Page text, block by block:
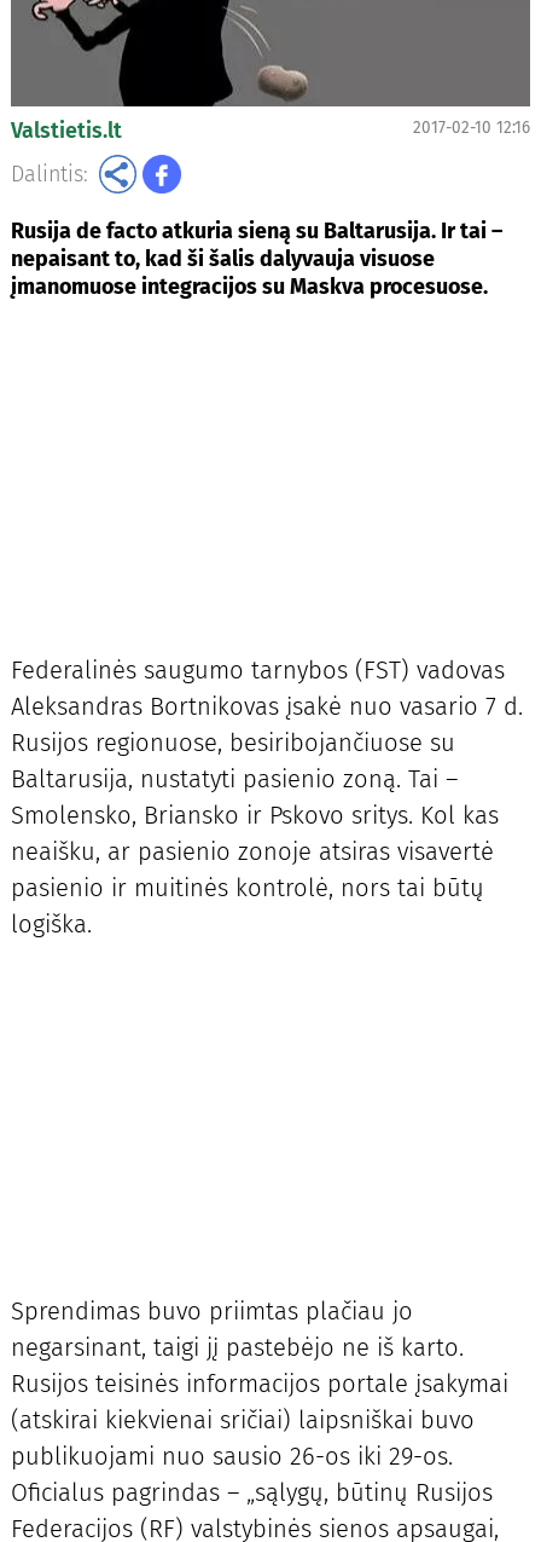
Valstietis.lt 2017-02-10 12:16
Dalintis:
Rusija de facto atkuria sieną su Baltarusija. Ir tai –
nepaisant to, kad ši šalis dalyvauja visuose
įmanomuose integracijos su Maskva procesuose.
Federalinės saugumo tarnybos (FST) vadovas
Aleksandras Bortnikovas įsakė nuo vasario 7 d.
Rusijos regionuose, besiribojančiuose su
Baltarusija, nustatyti pasienio zoną. Tai –
Smolensko, Briansko ir Pskovo sritys. Kol kas
neaišku, ar pasienio zonoje atsiras visavertė
pasienio ir muitinės kontrolė, nors tai būtų
logiška.
Sprendimas buvo priimtas plačiau jo
negarsinant, taigi jį pastebėjo ne iš karto.
Rusijos teisinės informacijos portale įsakymai
(atskirai kiekvienai sričiai) laipsniškai buvo
publikuojami nuo sausio 26-os iki 29-os.
Oficialus pagrindas – „sąlygų, būtinų Rusijos
Federacijos (RF) valstybinės sienos apsaugai,